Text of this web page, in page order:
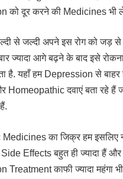
को दूर करने की Medicines भी
से जल्दी अपने इस रोग को जड़
ज्यादा आगे बढ़ने के बाद इसे
है. यहाँ हम Depression से
Homeopathic दवाएं बता रहे हैं
का जिक्र हम इसलिए
Effects बहुत ही ज्यादा हैं
Treatment काफी ज्यादा महंगा